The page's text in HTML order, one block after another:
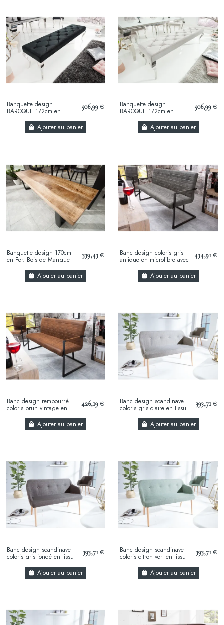
Banquette design
BAROQUE 172cm en
inoxydable
506,99 €
Ajouter au panier
Banquette design
BAROQUE 172cm en
506,99 €
Ajouter au panier
Banquette design 170cm
en Fer, Bois de Mangue
339,43 €
Ajouter au panier
Banc design coloris gris
antique en microfibre avec
434,91 €
Ajouter au panier
Banc design rembourré
coloris brun vintage en
en métal
426,19 €
Ajouter au panier
Banc design scandinave
coloris gris claire en tissu
393,71 €
Ajouter au panier
Banc design scandinave
coloris gris foncé en tissu
393,71 €
Ajouter au panier
Banc design scandinave
coloris citron vert en tissu
393,71 €
Ajouter au panier